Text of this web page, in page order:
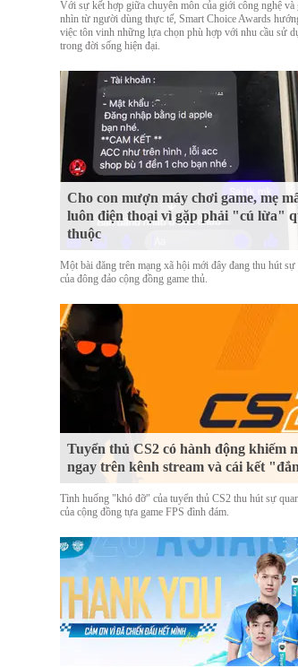
Với sự kết hợp giữa chuyên môn của giới công nghệ và
nhìn từ người dùng thực tế, Smart Choice Awards
việc tôn vinh những lựa chọn phù hợp với nhu cầu sử
trong đời sống hiện đại.
Cho con mượn máy chơi game, mẹ
luôn điện thoại vì gặp phải "cú lừa"
thuộc
Một bài đăng trên mạng xã hội mới đây đang thu hút sự
của đông đảo cộng đồng game thủ.
Tuyển thủ CS2 có hành động khiếm
ngay trên kênh stream và cái kết
Tình huống "khó đỡ" của tuyển thủ CS2 thu hút sự
của cộng đồng tựa game FPS đình đám.